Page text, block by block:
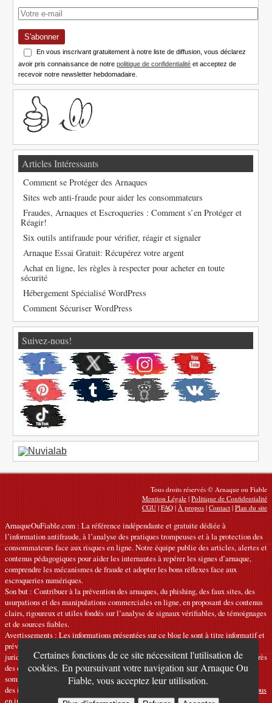
Certaines fonctions de ce site nécessitent l'utilisation de
cookies. En poursuivant votre navigation sur Arnaque Ou
Fiable, vous acceptez leur utilisation.
S'abonner
En vous inscrivant gratuitement à notre liste de diffusion, vous déclarez
avoir pris connaissance de notrepolitique de confidentialité et acceptez de
recevoir notre newsletter hebdomadaire.
Articles Intéressants
Comment se Protéger des Arnaques
Sites web anti-fraude pour aider les consommateurs
Fraudes, Arnaques et Escroqueries : Comment s’en Protéger et
Réagir!
Six outils antifraude pour vérifier, réagir et signaler
Arnaque Essai Gratuit: Récupérez votre argent
Achat en ligne, les règles à respecter pour acheter en toute
sécurité
Hébergement Spécialisé WordPress
Comment Sécuriser WordPress
Suivez-nous!
Tous droits réservés © Arnaque ou Fiable
Mention Légale|Politique de Confidentialité
CGU|FAQ|À propos|Contact|Plan du site
ArnaqueOuFiable.com : La référence indépendante et gratuite dédiée à
l’information antifraude, à l’analyse des pratiques trompeuses et à la protection des
consommateurs face aux risques en ligne. Notre équipe publie des articles, alertes et
contenus pédagogiques pour aider les internautes à repérer les signes d’arnaque,
comprendre les mécanismes de fraude et adopter les bons réflexes face aux
escroqueries numériques.
Son but : Contribuer à la prévention des arnaques, du phishing, des faux sites, des
usurpations et des manipulations commerciales en ligne, en proposant des contenus
clairs, rigoureux et utiles fondés sur l’analyse de signaux vérifiables, de témoignages
et de sources fiables.
Avertissements : Les informations présentées sur ce blog le sont à titre informatif et
préventif. Elles ne constituent ni des recommandations officielles ni des conseils
juridiques, financiers ou techniques personnalisés. Elles doivent être vérifiées auprès
des organismes, services ou interlocuteurs compétents selon la situation. Nous ne
sommes pas responsables des erreurs, omissions ou d’une utilisation inappropriée
des informations fournies sur ce site. Si vous repérez une inexactitude, merci de
nous
en informer